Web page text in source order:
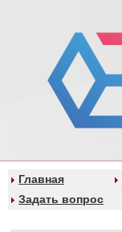
Главная
Задать вопрос